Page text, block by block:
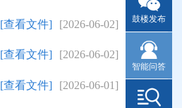
[2026-06-02]
[查看文件]
[2026-06-02]
[查看文件]
[2026-06-01]
[查看文件]
鼓楼发布
智能问答